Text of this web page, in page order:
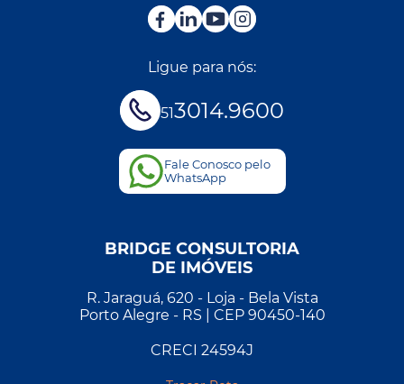
Ligue para nós:
513014.9600
Fale Conosco pelo
WhatsApp
BRIDGE CONSULTORIA
DE IMÓVEIS
R. Jaraguá, 620 - Loja - Bela Vista
Porto Alegre - RS | CEP 90450-140
CRECI 24594J